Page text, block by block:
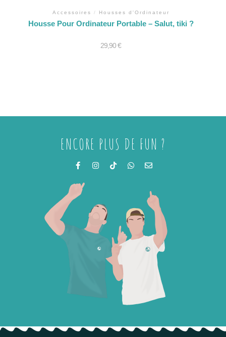
Accessoires / Housses d'Ordinateur
Housse Pour Ordinateur Portable – Salut, tiki ?
29,90€
ENCORE PLUS DE FUN ?